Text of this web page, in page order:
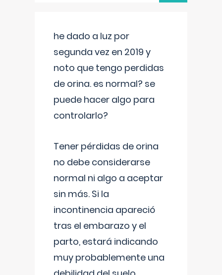
he dado a luz por
segunda vez en 2019 y
noto que tengo perdidas
de orina. es normal? se
puede hacer algo para
controlarlo?
Tener pérdidas de orina
no debe considerarse
normal ni algo a aceptar
sin más. Si la
incontinencia apareció
tras el embarazo y el
parto, estará indicando
muy probablemente una